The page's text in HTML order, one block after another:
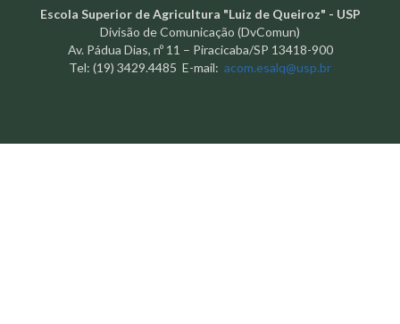
Escola Superior de Agricultura "Luiz de Queiroz" - USP
Divisão de Comunicação (DvComun)
Av. Pádua Dias, nº 11 – Piracicaba/SP 13418-900
Tel: (19) 3429.4485 E-mail: acom.esalq@usp.br